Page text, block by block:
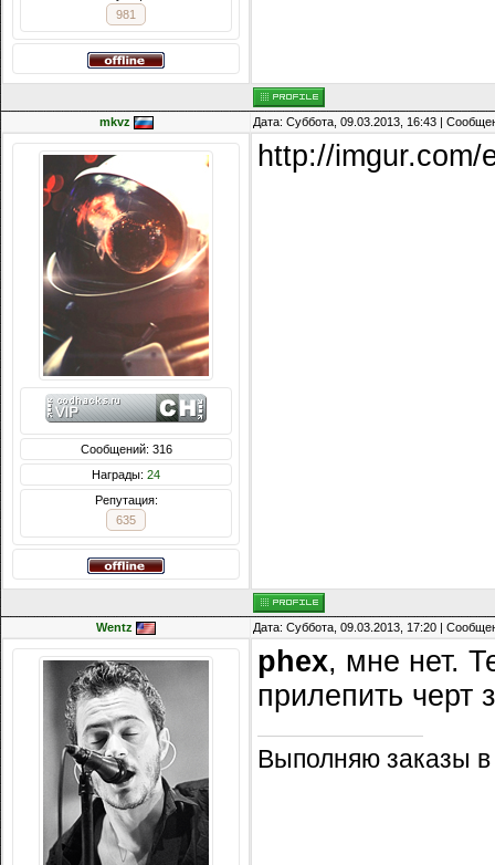
981
mkvz Дата: Суббота, 09.03.2013, 16:43 |
Сообщений: 316
Награды: 24
Репутация:
635
http://imgur.com/
Wentz Дата: Суббота, 09.03.2013, 17:20 |
phex, мне нет.
прилепить черт
Выполняю заказы